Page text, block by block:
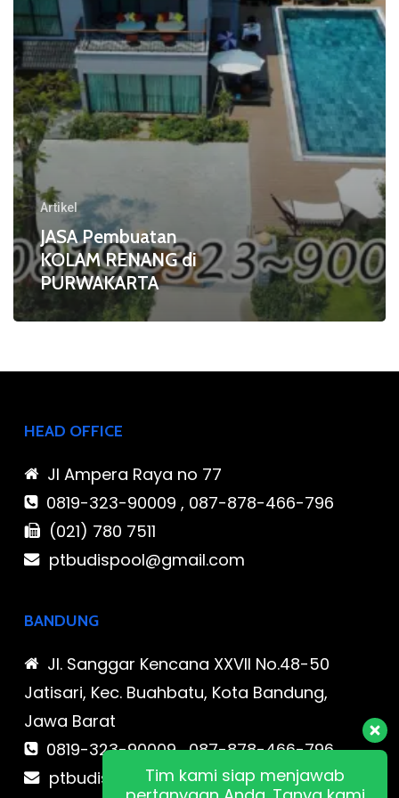
Artikel
JASA Pembuatan
KOLAM RENANG di
PURWAKARTA
HEAD OFFICE
Jl Ampera Raya no 77
0819-323-90009 , 087-878-466-796
(021) 780 7511
ptbudispool@gmail.com
BANDUNG
Jl. Sanggar Kencana XXVII No.48-50
Jatisari, Kec. Buahbatu, Kota Bandung,
Jawa Barat
0819-323-90009 , 087-878-466-796
ptbudispool@gmail.comTim kami siap menjawab